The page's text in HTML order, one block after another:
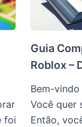
foi
Guia
Roblox –
Bem-
Você quer
Então,